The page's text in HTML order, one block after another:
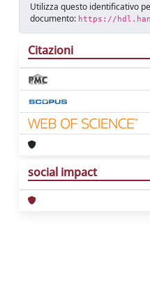
Utilizza questo identificativo
documento: https://
Citazioni
social impact